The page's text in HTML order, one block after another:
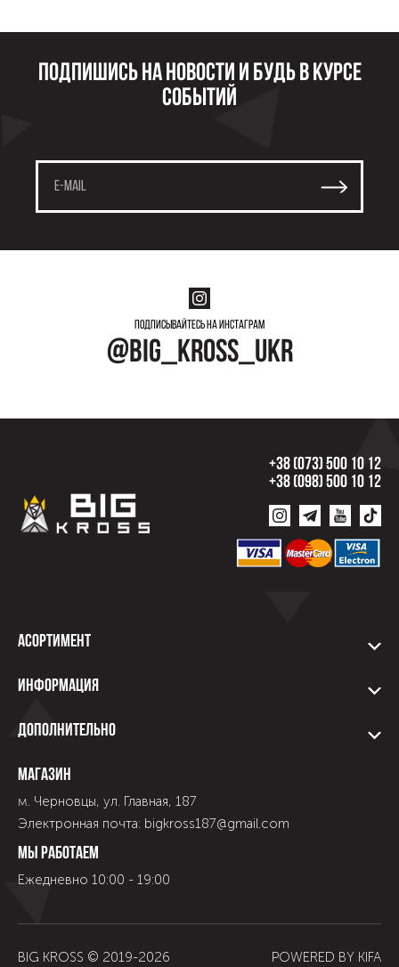
Подпишись на новости и будь в курсе
событий
Подписывайтесь на инстаграм
@big_kross_ukr
+38 (073) 500 10 12
+38 (098) 500 10 12
Асортимент
Информация
Дополнительно
Магазин
м. Черновцы, ул. Главная, 187
Электронная почта: bigkross187@gmail.com
Мы работаем
Ежедневно 10:00 - 19:00
BIG KROSS © 2019-2026 POWERED BY KIFA